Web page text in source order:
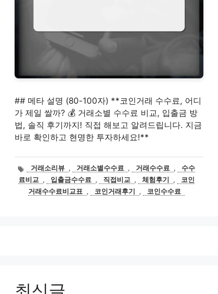
## 메타 설명 (80-100자) **코인거래 수수료, 어디
가 제일 쌀까? 💰 거래소별 수수료 비교, 입출금 방
법, 솔직 후기까지! 직접 해보고 알려드립니다. 지금
바로 확인하고 현명한 투자하세요!**
태
그
거래소리뷰 , 거래소별수수료 , 거래수수료 ,
수수
료비교
, 입출금수수료 , 직접비교 , 체험후기 ,
코인
거래수수료비교표
, 코인거래후기 , 코인수수료